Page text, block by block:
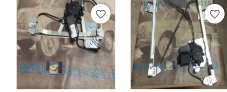
favorite_border favorite_border